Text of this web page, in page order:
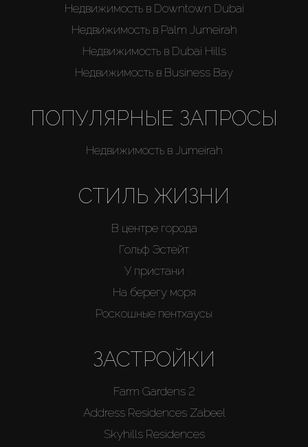
Недвижимость в Downtown Dubai
Недвижимость в Palm Jumeirah
Недвижимость в Dubai Hills
Недвижимость в Business Bay
ПОПУЛЯРНЫЕ ЗАПРОСЫ
Недвижимость в Jumeirah
СТИЛЬ ЖИЗНИ
В центре города
Гольф Эстейт
У пристани
На берегу моря
Роскошные пентхаусы
ЗАСТРОЙКИ
Farm Gardens 2
Address Residences Zabeel
Skyhills Residences